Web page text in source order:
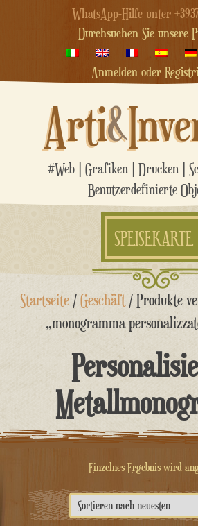
WhatsApp-Hilfe unter
Durchsuchen Sie unsere
Anmelden oder
Arti&
#Web | Grafiken | Drucken |
Benutzerdefinierte
SPEISEKARTE
Zum
InhaltStartseite/Geschäft/ Produkte
„monogramma
Einzelnes Ergebnis wird